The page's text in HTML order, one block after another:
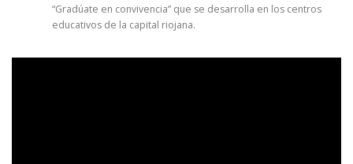
“Gradúate en convivencia” que se desarrolla en los centros
educativos de la capital riojana.